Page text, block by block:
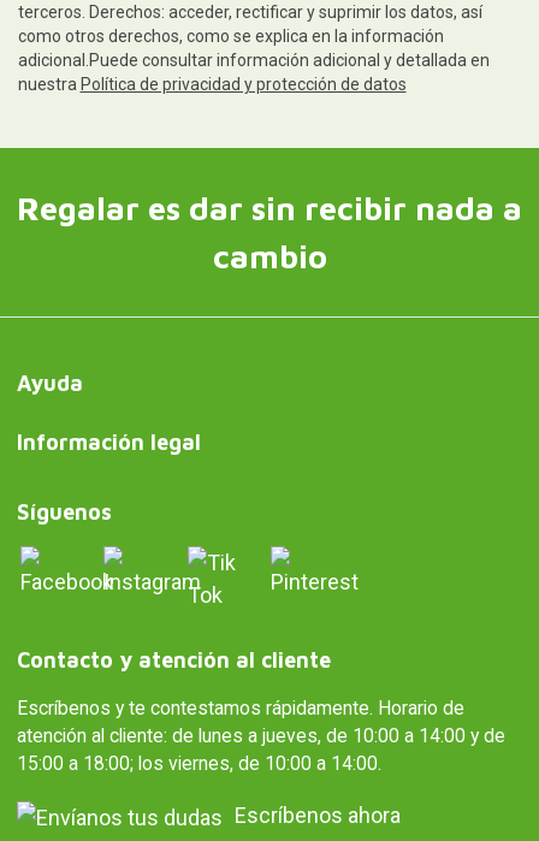
terceros. Derechos: acceder, rectificar y suprimir los datos, así
como otros derechos, como se explica en la información
adicional.Puede consultar información adicional y detallada en
nuestra Política de privacidad y protección de datos
Regalar es dar sin recibir nada a
cambio
Ayuda
Información legal
Síguenos
Contacto y atención al cliente
Escríbenos y te contestamos rápidamente. Horario de
atención al cliente: de lunes a jueves, de 10:00 a 14:00 y de
15:00 a 18:00; los viernes, de 10:00 a 14:00.
Escríbenos ahora